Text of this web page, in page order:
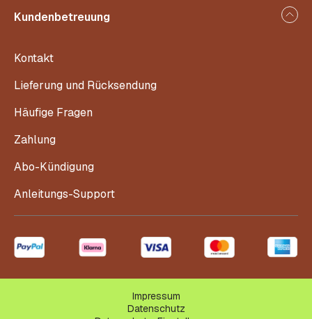
Kundenbetreuung
Kontakt
Lieferung und Rücksendung
Häufige Fragen
Zahlung
Abo-Kündigung
Anleitungs-Support
Impressum
Datenschutz